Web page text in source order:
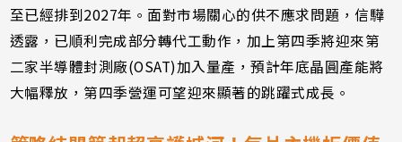
至已經排到2027年。面對市場關心的供不應求問題，信驊
透露，已順利完成部分轉代工動作，加上第四季將迎來第
二家半導體封測廠(OSAT)加入量產，預計年底晶圓產能將
大幅釋放，第四季營運可望迎來顯著的跳躍式成長。